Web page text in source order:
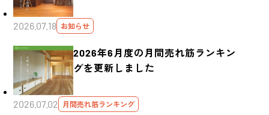
2026.07.18 お知らせ
2026年6月度の月間売れ筋ランキン
グを更新しました
2026.07.02 月間売れ筋ランキング